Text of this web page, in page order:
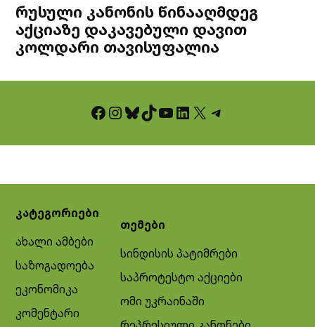
რუსული კანონის წინააღმდეგ
აქციაზე დაკავებული დავით
კოლდარი თავისუფალია
Facebook InstagramBluesky TikTok YouTube LinkedIn X Telegram
კატეგორიები
ახალი ამბები
საზოგადოება
ეკონომიკა
კომენტარი
თემები
სინდისის პატიმრები
საპროტესტო აქციები
ომი უკრაინაში